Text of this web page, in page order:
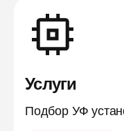
Услуги
Подбор УФ